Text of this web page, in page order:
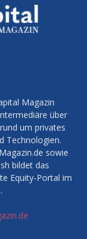
Magazin
über
um privates
Technologien.
sowie
bildet das
Equity-Portal im